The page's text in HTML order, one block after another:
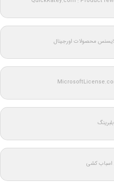
محصولات اورجینال
اسباب کشی